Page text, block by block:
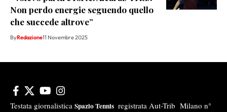
Non perdo energie seguendo quello
che succede altrove”
ByRedazione11 Novembre 2025
Testata giornalistica Spazio Tennis registrata Aut-Trib Milano n°